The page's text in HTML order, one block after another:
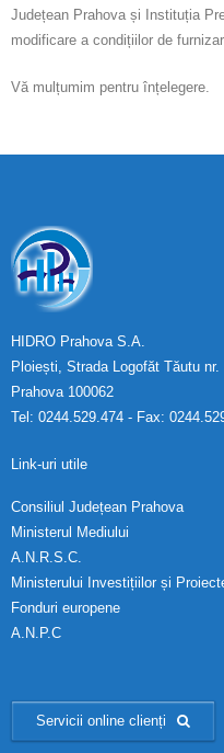
Județean Prahova și Instituția
modificare a condițiilor de
Vă mulțumim pentru înțelegere.
HIDRO Prahova S.A.
Ploiești, Strada Logofăt Tăutu nr.
Prahova 100062
Tel: 0244.529.474 - Fax:
Link-uri utile
Consiliul Județean Prahova
Ministerul Mediului
A.N.R.S.C.
Ministerului Investițiilor și
Fonduri europene
A.N.P.C
Servicii online clienți